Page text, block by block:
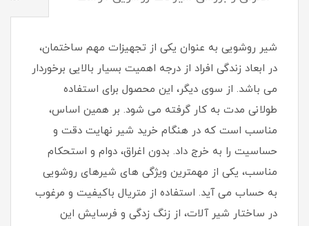
شیر روشویی به عنوان یکی از تجهیزات مهم ساختمان،
در ابعاد زندگی افراد از درجه اهمیت بسیار بالایی برخوردار
می باشد. از سوی دیگر، این محصول برای استفاده
طولانی مدت به کار گرفته می شود. بر همین اساس،
مناسب است که در هنگام خرید شیر نهایت دقت و
حساسیت را به خرج داد. بدون اغراق، دوام و استحکام
مناسب، یکی از مهمترین ویژگی های شیرهای روشویی
به حساب می آید. استفاده از متریال باکیفیت و مرغوب
در ساختار شیر آلات، از زنگ زدگی و فرسایش این